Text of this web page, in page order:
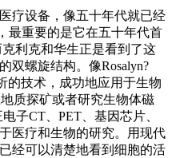
疗设备，像五十年代就已经
最重要的是它在五十年代首
利克和华生正是看到了这
双螺旋结构。像Rosalyn?
的技术，成功地应用于生物
质探矿或者研究生物体磁
子CT、PET、基因芯片、
医疗和生物的研究。用现代
经可以清楚地看到细胞的活